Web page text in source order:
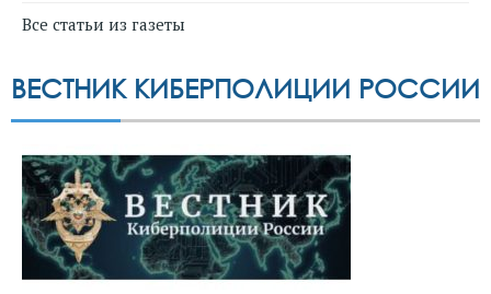
Все статьи из газеты
ВЕСТНИК КИБЕРПОЛИЦИИ РОССИИ